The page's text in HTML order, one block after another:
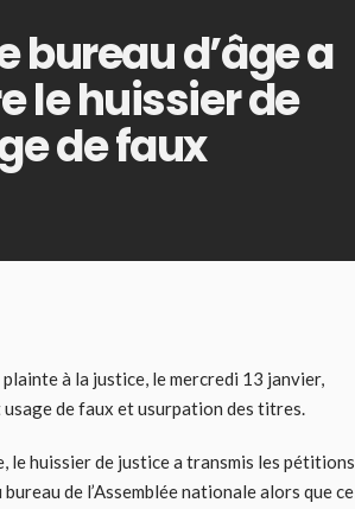
bureau d’âge a
le huissier de
de faux
plainte à la justice, le mercredi 13 janvier,
de faux et usurpation des titres.
le huissier de justice a transmis les pétitions
de l’Assemblée nationale alors que ce